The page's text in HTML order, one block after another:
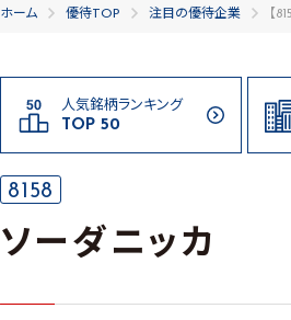
ホーム 優待TOP 注目の優待企業 【
人気銘柄ランキング
TOP 50
8158
ソーダニッカ